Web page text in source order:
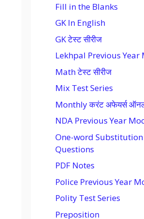
Fill in the Blanks
GK In English
GK टेस्ट सीरीज
Lekhpal Previous Year
Math टेस्ट सीरीज
Mix Test Series
Monthly करंट अफेयर्स
NDA Previous Year
One-word Substitution
Questions
PDF Notes
Police Previous Year
Polity Test Series
Preposition